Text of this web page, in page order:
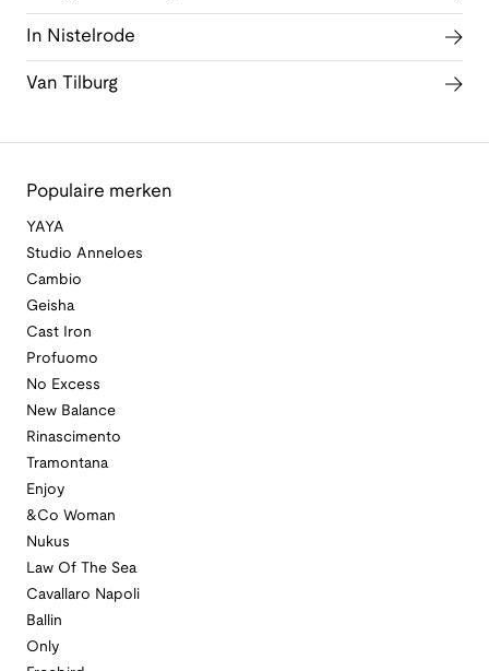
In Nistelrode
Van Tilburg
Populaire merken
YAYA
Studio Anneloes
Cambio
Geisha
Cast Iron
Profuomo
No Excess
New Balance
Rinascimento
Tramontana
Enjoy
&Co Woman
Nukus
Law Of The Sea
Cavallaro Napoli
Ballin
Only